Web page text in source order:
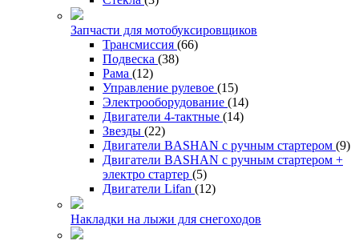
Запчасти для мотобуксировщиков
Трансмиссия (66)
Подвеска (38)
Рама (12)
Управление рулевое (15)
Электрооборудование (14)
Двигатели 4-тактные (14)
Звезды (22)
Двигатели BASHAN с ручным стартером (9)
Двигатели BASHAN с ручным стартером +
электро стартер (5)
Двигатели Lifan (12)
Накладки на лыжи для снегоходов